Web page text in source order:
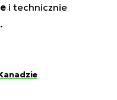
i technicznie